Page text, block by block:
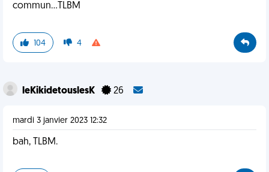
commun...TLBM
104 4
leKikidetouslesK 26
mardi 3 janvier 2023 12:32
bah, TLBM.